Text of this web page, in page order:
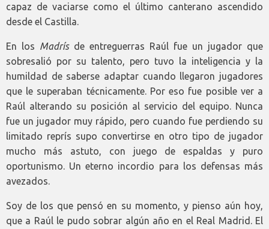
capaz de vaciarse como el último canterano ascendido
desde el Castilla.
En los Madrísde entreguerras Raúl fue un jugador que
sobresalió por su talento, pero tuvo la inteligencia y la
humildad de saberse adaptar cuando llegaron jugadores
que le superaban técnicamente. Por eso fue posible ver a
Raúl alterando su posición al servicio del equipo. Nunca
fue un jugador muy rápido, pero cuando fue perdiendo su
limitado reprís supo convertirse en otro tipo de jugador
mucho más astuto, con juego de espaldas y puro
oportunismo. Un eterno incordio para los defensas más
avezados.
Soy de los que pensó en su momento, y pienso aún hoy,
que a Raúl le pudo sobrar algún año en el Real Madrid. El